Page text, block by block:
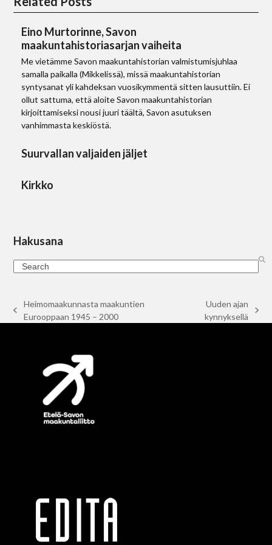
Eino Murtorinne, Savon
maakuntahistoriasarjan vaiheita
Me vietämme Savon maakuntahistorian valmistumisjuhlaa
samalla paikalla (Mikkelissä), missä maakuntahistorian
syntysanat yli kahdeksan vuosikymmentä sitten lausuttiin. Ei
ollut sattuma, että aloite Savon maakuntahistorian
kirjoittamiseksi nousi juuri täältä, Savon asutuksen
vanhimmasta keskiöstä.
Suurvallan valjaiden jäljet
Kirkko
Hakusana
Search
previous
Heimomaakunnasta maakuntien
Eurooppaan 1945 – 2000
next
Uuden ajan
kynnyksellä